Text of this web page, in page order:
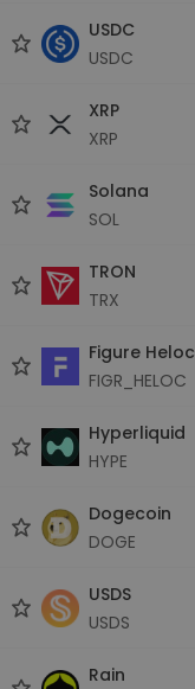
USDC
USDC
XRP
XRP
Solana
SOL
TRON
TRX
Figure Heloc
FIGR_HELOC
Hyperliquid
HYPE
Dogecoin
DOGE
USDS
USDS
Rain